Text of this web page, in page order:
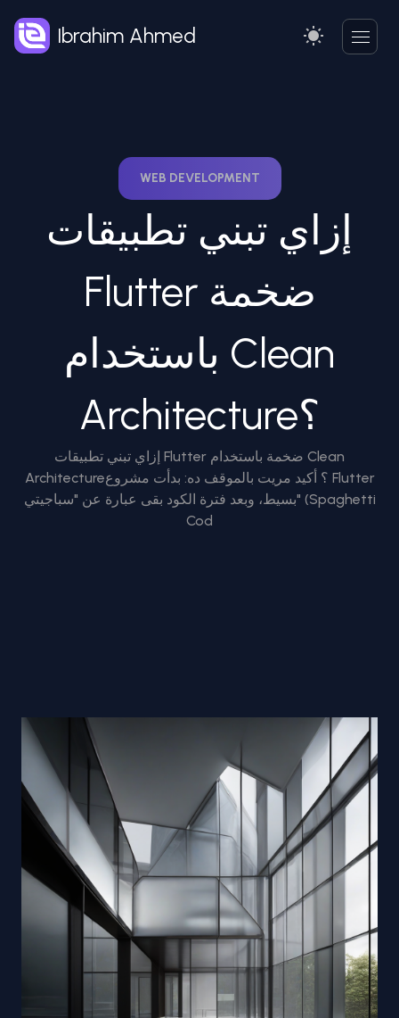
Ibrahim Ahmed
WEB DEVELOPMENT
إزاي تبني تطبيقات
Flutter ضخمة
باستخدام Clean
Architecture؟
إزاي تبني تطبيقات Flutter ضخمة باستخدام Clean
Architecture؟ أكيد مريت بالموقف ده: بدأت مشروع Flutter
بسيط، وبعد فترة الكود بقى عبارة عن "سباجيتي" (Spaghetti
Cod